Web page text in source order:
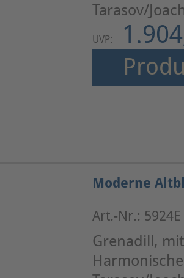
Tarasov/
UVP:
Moderne
Art.-Nr.: 5924E
Grenadill,